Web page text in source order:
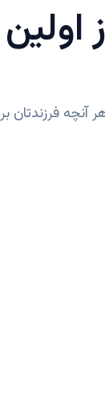
آنچه فرزندتان